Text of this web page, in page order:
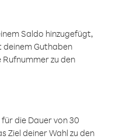
Saldo hinzugefügt,
deinem Guthaben
zu den
die Dauer von 30
Ziel deiner Wahl zu den